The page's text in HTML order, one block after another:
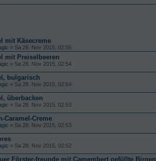
mit Käsecreme
» Sa 28. Nov 2015, 02:55
mit Preiselbeeren
» Sa 28. Nov 2015, 02:54
bulgarisch
» Sa 28. Nov 2015, 02:54
überbacken
» Sa 28. Nov 2015, 02:53
Caramel-Creme
» Sa 28. Nov 2015, 02:53
» Sa 28. Nov 2015, 02:52
Förster-freunde mit Camembert gefüllte Birnen